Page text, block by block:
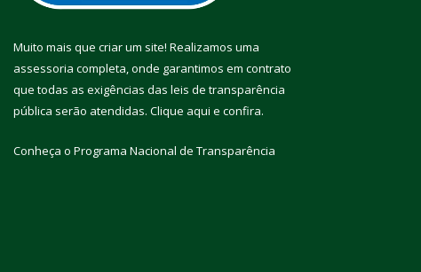
Muito mais que criar um site! Realizamos uma
assessoria completa, onde garantimos em contrato
que todas as exigências das leis de transparência
pública serão atendidas. Clique aqui e confira.
Conheça o Programa Nacional de Transparência